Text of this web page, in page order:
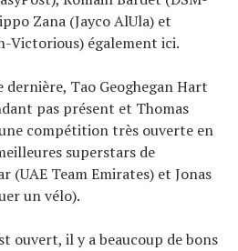
Zana (Jayco AlUla) et
Victorious) également ici.
dernière, Tao Geoghegan Hart
pas présent et Thomas
compétition très ouverte en
superstars de
(UAE Team Emirates) et Jonas
un vélo).
ouvert, il y a beaucoup de bons